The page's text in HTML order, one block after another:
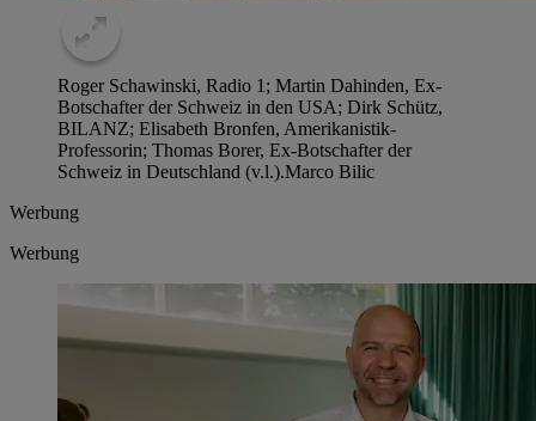
Roger Schawinski, Radio 1; Martin Dahinden, Ex-
Botschafter der Schweiz in den USA; Dirk Schütz,
BILANZ; ­Elisabeth Bronfen, Amerikanistik-
Professorin; Thomas Borer, Ex-Botschafter der
Schweiz in Deutschland (v.l.).Marco Bilic
Werbung
Werbung